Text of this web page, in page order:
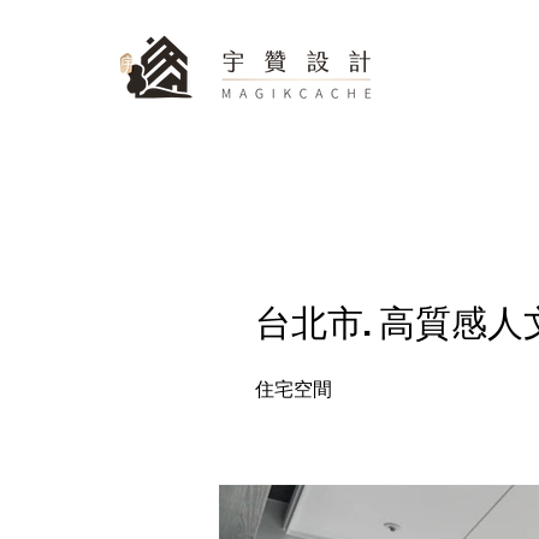
台北市. 高質感人
住宅空間